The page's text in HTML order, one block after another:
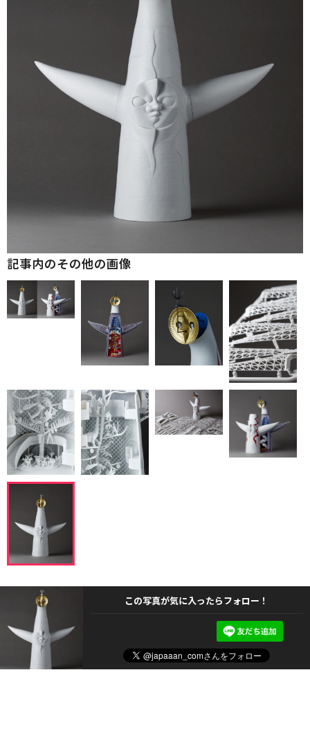
記事内のその他の画像
この写真が気に入ったらフォロー！